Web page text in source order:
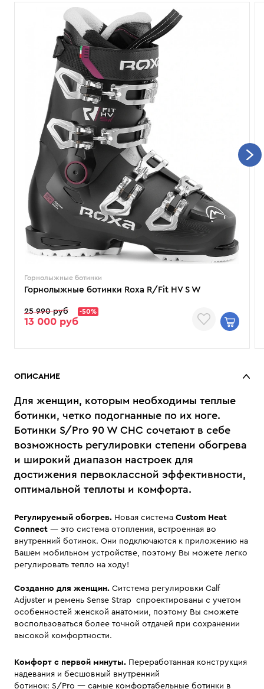
Горнолыжные ботинки
Горнолыжные ботинки Roxa R/Fit HV S W
25 990 руб -50%
13 000 руб
ОПИСАНИЕ
Для женщин, которым необходимы теплые
ботинки, четко подогнанные по их ноге.
Ботинки S/Pro 90 W CHC сочетают в себе
возможность регулировки степени обогрева
и широкий диапазон настроек для
достижения первоклассной эффективности,
оптимальной теплоты и комфорта.
Регулируемый обогрев. Новая система Custom Heat
Connect — это система отопления, встроенная во
внутренний ботинок. Они подключаются к приложению на
Вашем мобильном устройстве, поэтому Вы можете легко
регулировать тепло на ходу!
Созданно для женщин. Ситстема регулировки Calf
Adjuster и ремень Sense Strap спроектированы с учетом
особенностей женской анатомии, поэтому Вы сможете
воспользоваться более точной отдачей при сохранении
высокой комфортности.
Комфорт с первой минуты. Переработанная конструкция
надевания и бесшовный внутренний
ботинок: S/Pro — самые комфортабельные ботинки в